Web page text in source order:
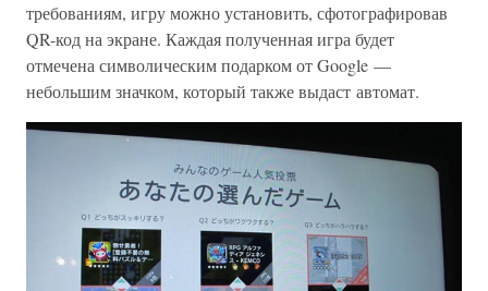
требованиям, игру можно установить, сфотографировав
QR-код на экране. Каждая полученная игра будет
отмечена символическим подарком от Google —
небольшим значком, который также выдаст автомат.